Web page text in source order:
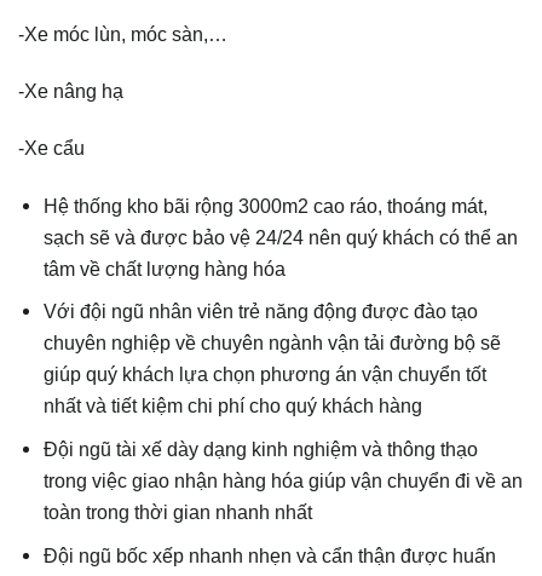
-Xe móc lùn, móc sàn,…
-Xe nâng hạ
-Xe cẩu
Hệ thống kho bãi rộng 3000m2 cao ráo, thoáng mát,
sạch sẽ và được bảo vệ 24/24 nên quý khách có thể an
tâm về chất lượng hàng hóa
Với đội ngũ nhân viên trẻ năng động được đào tạo
chuyên nghiệp về chuyên ngành vận tải đường bộ sẽ
giúp quý khách lựa chọn phương án vận chuyển tốt
nhất và tiết kiệm chi phí cho quý khách hàng
Đội ngũ tài xế dày dạng kinh nghiệm và thông thạo
trong việc giao nhận hàng hóa giúp vận chuyển đi về an
toàn trong thời gian nhanh nhất
Đội ngũ bốc xếp nhanh nhẹn và cẩn thận được huấn